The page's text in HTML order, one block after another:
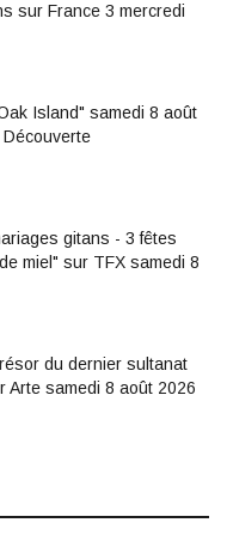
sur France 3 mercredi
Island" samedi 8 août
gitans - 3 fêtes
miel" sur TFX samedi 8
du dernier sultanat
Arte samedi 8 août 2026